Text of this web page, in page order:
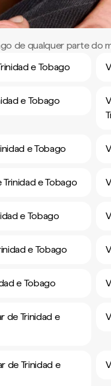
de qualquer parte do
e Tobago
e Tobago
e Tobago
e Tobago
e Tobago
e Tobago
e Tobago
de Trinidad e
de Trinidad e